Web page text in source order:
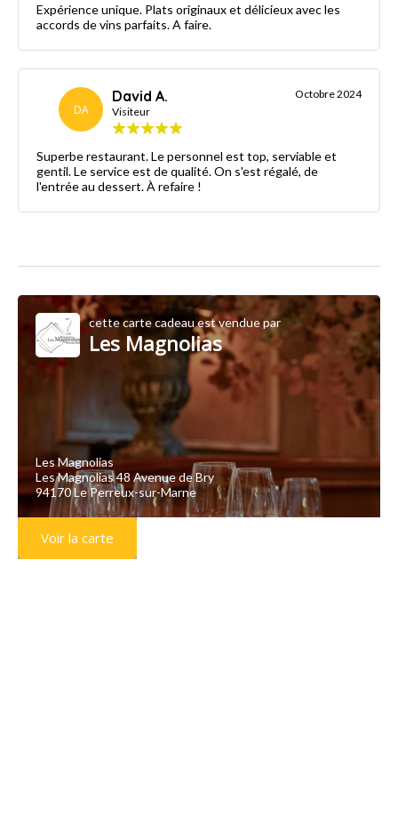
Expérience unique. Plats originaux et délicieux avec les
accords de vins parfaits. A faire.
DA
David A.
Visiteur
Octobre 2024
Superbe restaurant. Le personnel est top, serviable et
gentil. Le service est de qualité. On s'est régalé, de
l'entrée au dessert. À refaire !
cette carte cadeau est vendue par
Les Magnolias
Les Magnolias
Les Magnolias 48 Avenue de Bry
94170 Le Perreux-sur-Marne
Voir la carte